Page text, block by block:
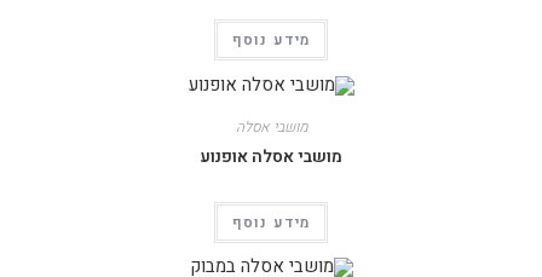
מידע נוסף
מושבי אסלה
מושבי אסלה אופנוע
מידע נוסף